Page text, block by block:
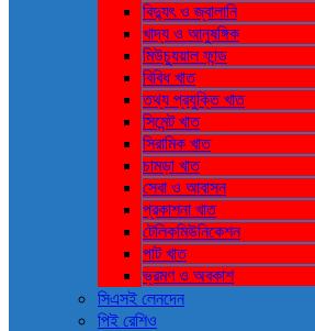
বিদ্যুৎ ও জ্বালানি
খাদ্য ও আনুষঙ্গিক
মিউচ্যুয়াল ফান্ড
বিবিধ খাত
তথ্য প্রযুক্তি খাত
সিমেন্ট খাত
সিরামিক খাত
চামড়া খাত
সেবা ও আবাসন
প্রকাশনা খাত
টেলিকমিউনিকেশন
পাট খাত
ভ্রমণ ও ‍অবকাশ
সিএসই লেনদেন
পিই রেশিও